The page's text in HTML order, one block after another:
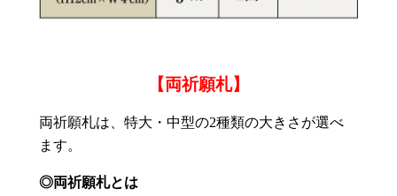
【両祈願札】
両祈願札は、特大・中型の2種類の大きさが選べ
ます。
◎両祈願札とは